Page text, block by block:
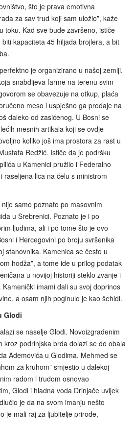
što je prava emotivna
za sav trud koji sam uložio”, kaže
toku. Kad sve bude završeno, ističe
kapaciteta 45 hiljada brojlera, a bit
je organizirano u našoj zemlji.
snabdijeva farme na terenu svim
se obavezuje na otkup, plaća
meso i uspješno ga prodaje na
daleko od zasićenog. U Bosni se
mesnih artikala koji se ovdje
koliko još ima prostora za rast u
Redžić. Ističe da je podršku
u Kamenici pružilo i Federalno
raseljena lica na čelu s ministrom
samo poznato po masovnim
u Srebrenici. Poznato je i po
ljudima, ali i po tome što je ovo
i Hercegovini po broju svršenika
stanovnika. Kamenica se često u
hodža”, a tome ide u prilog podatak
u novijoj historiji steklo zvanje i
imami dali su svoj doprinos
a osam njih poginulo je kao šehidi.
Glodi
se naselje Glodi. Novoizgrađenim
kroz podrinjska brda dolazi se do obala
Ademovića u Glodima. Mehmed se
za kruhom” smjestio u dalekoj
radom i trudom osnovao
Glodi i hladna voda Drinjače uvijek
je da na svom imanju nešto
je mali raj za ljubitelje prirode,